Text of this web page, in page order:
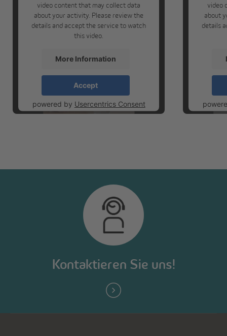
video content that may collect data
about your activity. Please review the
details and accept the service to watch
this video.
More Information
Accept
powered by Usercentrics Consent
Management Platform
video
about
details
Kontaktieren Sie uns!